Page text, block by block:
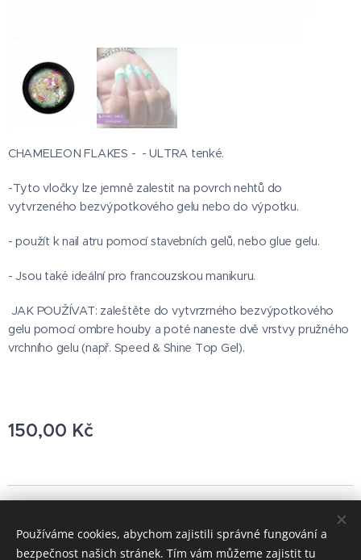
CHAMELEON FLAKES - - ULTRA tenké.
-Tyto vločky lze jemně zalestit na povrch nehtů do
vytvrzeného bezvýpotkového gelu nebo do výpotku.
- použít k nail atru pomocí stavebních gelů, nebo glue gelu.
- Jsou také ideální pro francouzskou manikuru.
JAK POUŽÍVAT: zaleštěte do vytvrzrného bezvýpotkového
gelu pomocí ombre houby a poté naneste dvě vrstvy pružného
vrchního gelu (např. Speed & Shine Top Gel).
150,00 Kč
Vytvořeno službou Webnode Cookies
Používáme cookies, abychom zajistili správné fungování a
bezpečnost našich stránek. Tím vám můžeme zajistit tu